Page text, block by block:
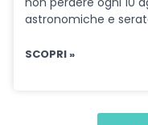
astronomiche e
SCOPRI »